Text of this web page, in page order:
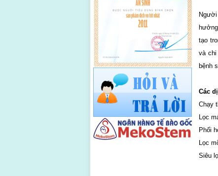
tạo
và
bệnh
Các
Chạy
Lọc
Phối
Lọc
Siêu